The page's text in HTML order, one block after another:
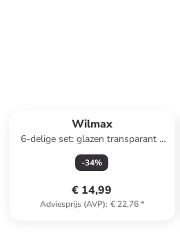
Wilmax
6-delige set: glazen transparant -
80 ml
-34%
€ 14,99
Adviesprijs (AVP): € 22,76*